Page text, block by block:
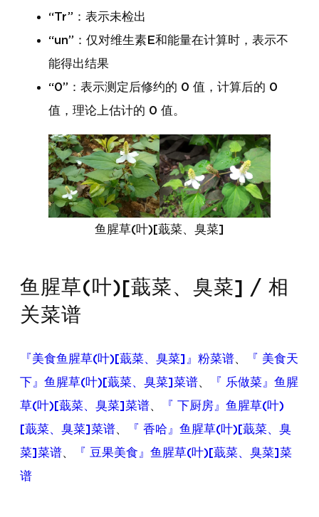
“Tr”：表示未检出
“un”：仅对维生素E和能量在计算时，表示不
能得出结果
“0”：表示测定后修约的 0 值，计算后的 0
值，理论上估计的 0 值。
鱼腥草(叶)[蕺菜、臭菜]
鱼腥草(叶)[蕺菜、臭菜] / 相
关菜谱
『美食鱼腥草(叶)[蕺菜、臭菜]』粉菜谱、
『 美食天
下』鱼腥草(叶)[蕺菜、臭菜]菜谱、
『 乐做菜』鱼腥
草(叶)[蕺菜、臭菜]菜谱、
『 下厨房』鱼腥草(叶)
[蕺菜、臭菜]菜谱、
『 香哈』鱼腥草(叶)[蕺菜、臭
菜]菜谱、
『 豆果美食』鱼腥草(叶)[蕺菜、臭菜]菜
谱